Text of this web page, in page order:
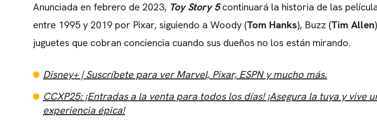
Anunciada en febrero de 2023, Toy Story 5 continuará la historia de las
entre 1995 y 2019 por Pixar, siguiendo a Woody (Tom Hanks), Buzz (Tim Allen
juguetes que cobran conciencia cuando sus dueños no los están mirando.
Disney+ | Suscríbete para ver Marvel, Pixar, ESPN y mucho más.
CCXP25: ¡Entradas a la venta para todos los días! ¡Asegura la tuya y vive
experiencia épica!